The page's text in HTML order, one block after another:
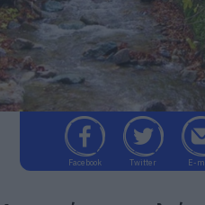
Facebook Twitter E-